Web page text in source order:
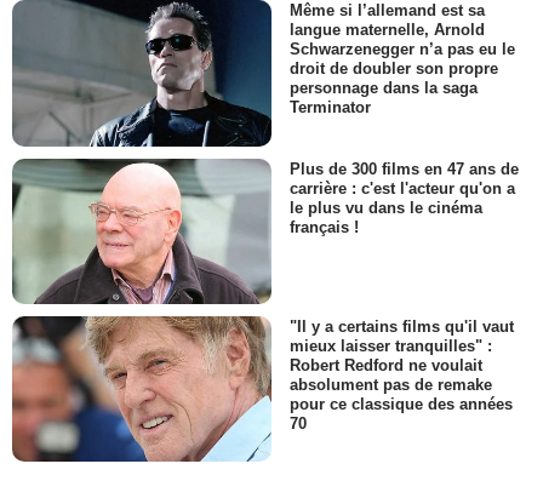
Même si l’allemand est sa
langue maternelle, Arnold
Schwarzenegger n’a pas eu le
droit de doubler son propre
personnage dans la saga
Terminator
Plus de 300 films en 47 ans de
carrière : c'est l'acteur qu'on a
le plus vu dans le cinéma
français !
"Il y a certains films qu'il vaut
mieux laisser tranquilles" :
Robert Redford ne voulait
absolument pas de remake
pour ce classique des années
70